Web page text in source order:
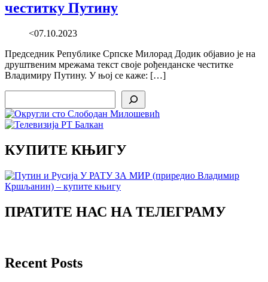
честитку Путину
<07.10.2023
Председник Републике Српске Милорад Додик објавио је на
друштвеним мрежама текст своје рођенданске честитке
Владимиру Путину. У њој се каже: […]
КУПИТЕ КЊИГУ
ПРАТИТЕ НАС НА ТЕЛЕГРАМУ
Recent Posts